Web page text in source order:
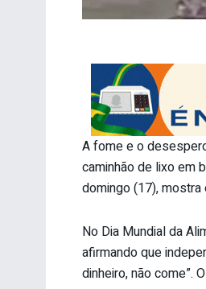
A fome e o
caminhão de lixo em
domingo (17), mostra
No Dia Mundial da
afirmando que
dinheiro, não come”.